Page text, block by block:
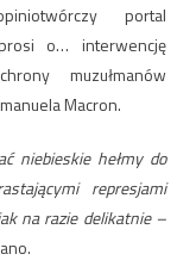
portal
o… interwencję
muzułmanów
Macron.
niebieskie hełmy do
represjami
na razie delikatnie –